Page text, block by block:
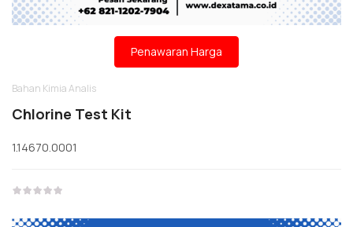
Penawaran Harga
Bahan Kimia Analis
Chlorine Test Kit
1.14670.0001